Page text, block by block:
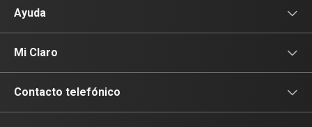
Servicios Hogar
Equipos
Claro Club
Información Corporativa
Sostenibilidad
Quiero Ser Distribuidor
Ayuda
Cotizador servicios móviles
Cotizador servicios hogar
Mi Claro
Iniciar sesión
Contacto telefónico